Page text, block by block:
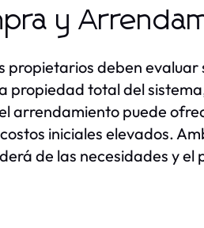
y
propietarios deben evaluar
total del
arrendamiento puede
iniciales elevados.
de las necesidades y el